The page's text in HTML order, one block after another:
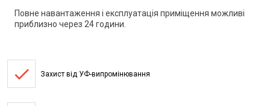
Повне навантаження і експлуатація приміщення можливі
приблизно через 24 години.
done Захист від УФ-випромінювання